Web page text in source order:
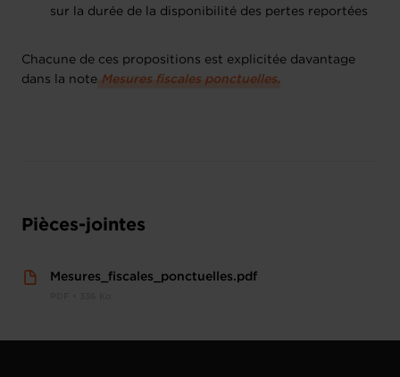
sur la durée de la disponibilité des pertes reportées
Chacune de ces propositions est explicitée davantage
dans la note Mesures fiscales ponctuelles.
Pièces-jointes
Mesures_fiscales_ponctuelles.pdf